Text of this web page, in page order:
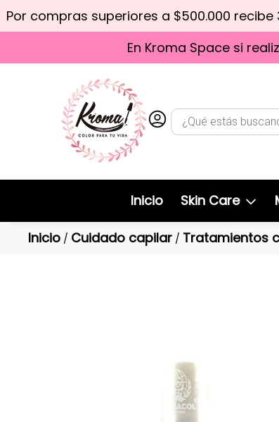
Por compras superiores a $500.000
En Kroma Space si
Inicio Skin Care
Inicio / Cuidado capilar / Tratamientos